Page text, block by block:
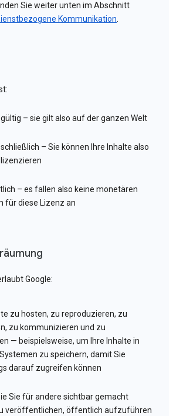
Sie weiter unten im Abschnitt
Kommunikation.
– sie gilt also auf der ganzen Welt
– Sie können Ihre Inhalte also
– es fallen also keine monetären
für diese Lizenz an
Google:
zu hosten, zu reproduzieren, zu
zu kommunizieren und zu
— beispielsweise, um Ihre Inhalte in
zu speichern, damit Sie
darauf zugreifen können
Sie für andere sichtbar gemacht
veröffentlichen, öffentlich aufzuführen